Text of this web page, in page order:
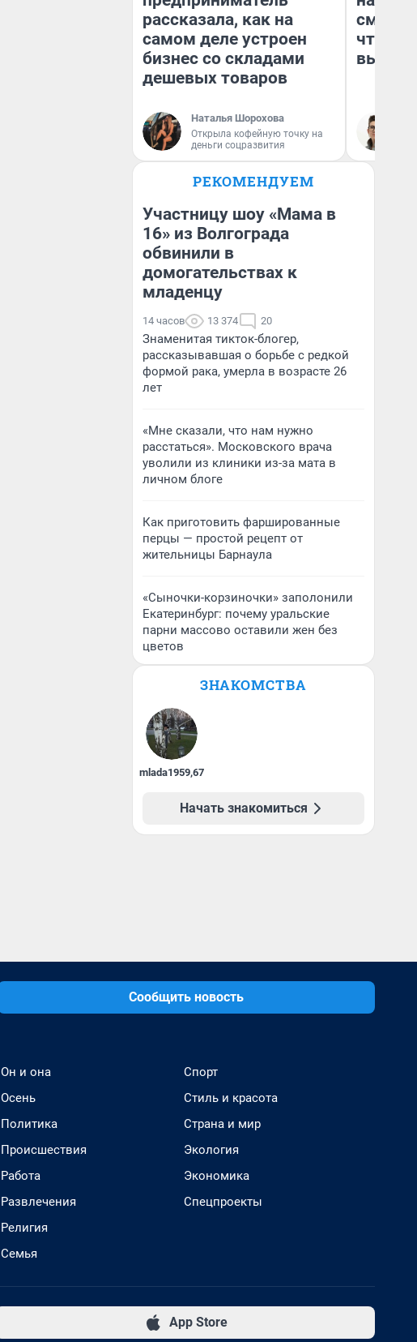
рассказала, как на
самом деле устроен
бизнес со складами
дешевых товаров
Наталья Шорохова
Открыла кофейную точку на
деньги соцразвития
чтобы
РЕКОМЕНДУЕМ
Участницу шоу «Мама в
16» из Волгограда
обвинили в
домогательствах к
младенцу
14 часов 13 374 20
Знаменитая тикток-блогер,
рассказывавшая о борьбе с редкой
формой рака, умерла в возрасте 26
лет
«Мне сказали, что нам нужно
расстаться». Московского врача
уволили из клиники из-за мата в
личном блоге
Как приготовить фаршированные
перцы — простой рецепт от
жительницы Барнаула
«Сыночки-корзиночки» заполонили
Екатеринбург: почему уральские
парни массово оставили жен без
цветов
ЗНАКОМСТВА
mlada1959,67
Начать знакомиться
Сообщить новость
Он и она
Осень
Политика
Происшествия
Работа
Развлечения
Религия
Семья
Спорт
Стиль и красота
Страна и мир
Экология
Экономика
Спецпроекты
App Store